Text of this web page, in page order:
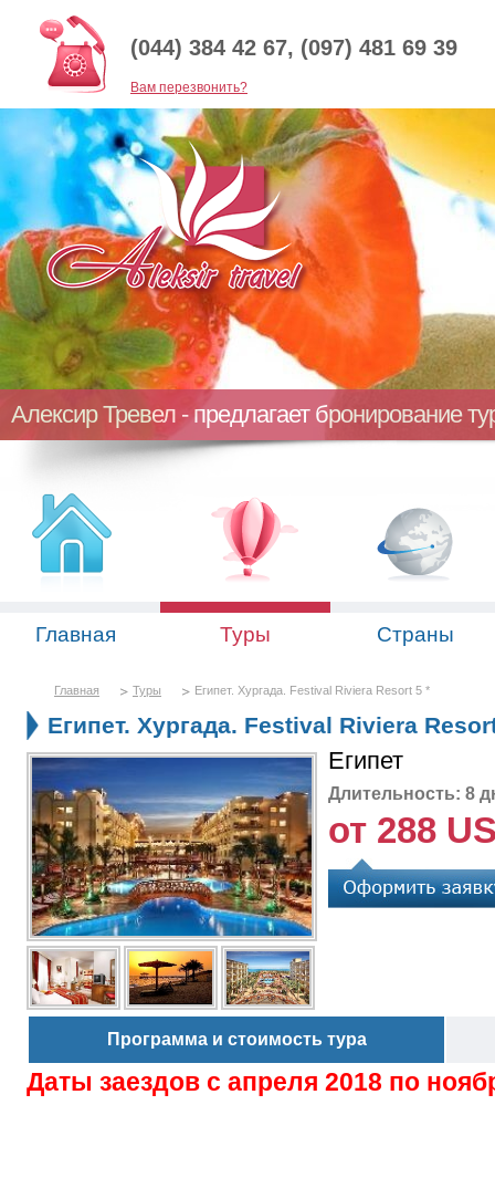
(044) 384 42 67, (097) 481 69 39
Baм перезвонить?
Алексир Тревел - предлагает бронирование
Главная Туры Страны
Главная Туры Египет. Хургада. Festival Riviera Resort 5 *
Египет. Хургада. Festival Riviera
Египет
Длительность: 8
от 288
Программа и стоимость тура
Даты заездов с апреля 2018 по